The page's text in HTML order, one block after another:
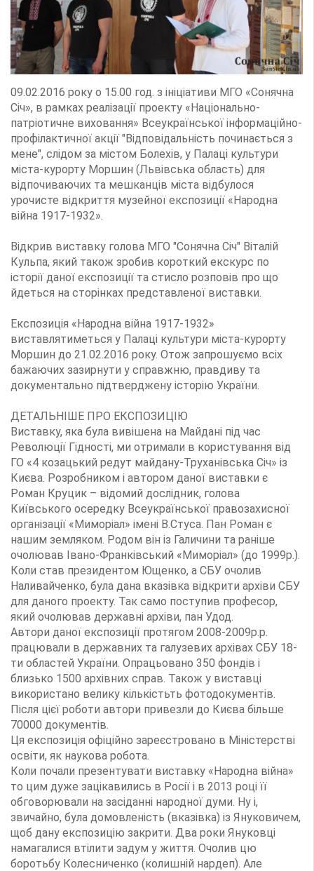
09.02.2016 року о 15.00 год. з ініціативи МГО «Сонячна
Січ», в рамках реалізації проекту «Національно-
патріотичне виховання» Всеукраїнської інформаційно-
профілактичної акції "Відповідальність починається з
мене", слідом за містом Болехів, у Палаці культури
міста-курорту Моршин (Львівська область) для
відпочиваючих та мешканців міста відбулося
урочисте відкриття музейної експозиції «Народна
війна 1917-1932».
Відкрив виставку голова МГО "Сонячна Січ" Віталій
Кульпа, який також зробив короткий екскурс по
історії даної експозиції та стисло розповів про що
йдеться на сторінках представленої виставки.
Експозиція «Народна війна 1917-1932»
виставлятиметься у Палаці культури міста-курорту
Моршин до 21.02.2016 року. Отож запрошуємо всіх
бажаючих зазирнути у справжню, правдиву та
документально підтверджену історію України.
ДЕТАЛЬНІШЕ ПРО ЕКСПОЗИЦІЮ
Виставку, яка була вивішена на Майдані під час
Революції Гідності, ми отримали в користування від
ГО «4 козацький редут майдану-Труханівська Січ» із
Києва. Розробником і автором даної виставки є
Роман Круцик – відомий дослідник, голова
Київського осередку Всеукраїнської правозахисної
організації «Миморіал» імені В.Стуса. Пан Роман є
нашим земляком. Родом він із Галичини та раніше
очолював Івано-Франківський «Миморіал» (до 1999р.).
Коли став президентом Ющенко, а СБУ очолив
Наливайченко, була дана вказівка відкрити архіви СБУ
для даного проекту. Так само поступив професор,
який очолював державні архіви, пан Удод.
Автори даної експозиції протягом 2008-2009р.р.
працювали в державних та галузевих архівах СБУ 18-
ти областей України. Опрацьовано 350 фондів і
близько 1500 архівних справ. Також у виставці
використано велику кількістьть фотодокументів.
Після цієї роботи автори привезли до Києва більше
70000 документів.
Ця експозиція офіційно зареєстровано в Міністерстві
освіти, як наукова робота.
Коли почали презентувати виставку «Народна війна»
то цим дуже зацікавились в Росії і в 2013 році її
обговорювали на засіданні народної думи. Ну і,
звичайно, була домовленість (вказівка) із Януковичем,
щоб дану експозицію закрити. Два роки Януковці
намагалися втілити задум у життя. Очолив цю
боротьбу Колесниченко (колишній нардеп). Але